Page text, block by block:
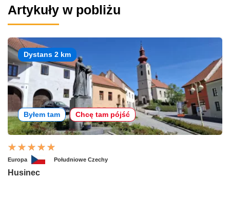
Artykuły w pobliżu
Dystans 2 km
Byłem tam Chcę tam pójść
Europa Południowe Czechy
Husinec